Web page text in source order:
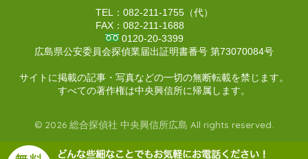
TEL：082-211-1755（代）
FAX：082-211-1688
0120-20-3399
広島県公安委員会探偵業届出証明書番号 第73070084号
サイトに掲載の記事・写真などの一切の無断転載を禁じます。
すべての著作権は中央興信所に帰属します。
© 2026 総合探偵社 中央興信所広島 All rights reserved.